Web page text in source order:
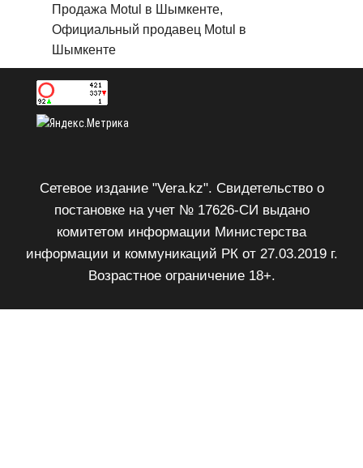
Продажа Motul в Шымкенте,
Официальный продавец Motul в
Шымкенте
Сетевое издание "Vera.kz". Свидетельство о
постановке на учет № 17626-СИ выдано
комитетом информации Министерства
информации и коммуникаций РК от 27.03.2019 г.
Возрастное ограничение 18+.